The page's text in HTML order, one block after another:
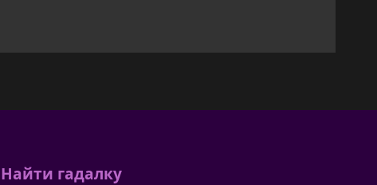
Найти гадалку